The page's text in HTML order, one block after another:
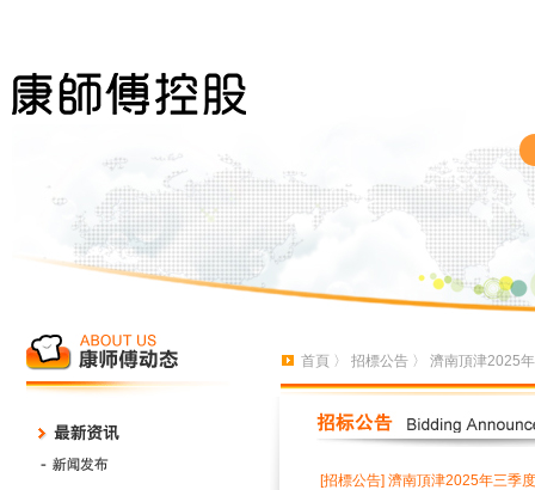
首頁 〉 招標公告 〉 濟南頂津2025
[招標公告] 濟南頂津2025年三季